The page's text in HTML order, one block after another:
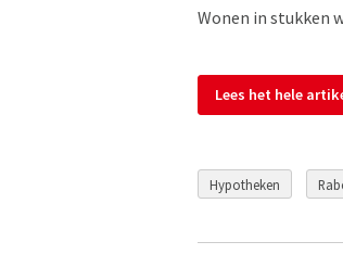
Wonen in stukken
Lees het hele
Hypotheken